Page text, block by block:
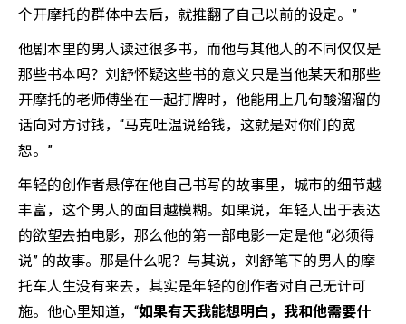
个开摩托的群体中去后，就推翻了自己以前的设定。”
他剧本里的男人读过很多书，而他与其他人的不同仅仅是
那些书本吗？刘舒怀疑这些书的意义只是当他某天和那些
开摩托的老师傅坐在一起打牌时，他能用上几句酸溜溜的
话向对方讨钱，“马克吐温说给钱，这就是对你们的宽
恕。”
年轻的创作者悬停在他自己书写的故事里，城市的细节越
丰富，这个男人的面目越模糊。如果说，年轻人出于表达
的欲望去拍电影，那么他的第一部电影一定是他 “必须得
说” 的故事。那是什么呢？与其说，刘舒笔下的男人的摩
托车人生没有来去，其实是年轻的创作者对自己无计可
施。他心里知道，“如果有天我能想明白，我和他需要什